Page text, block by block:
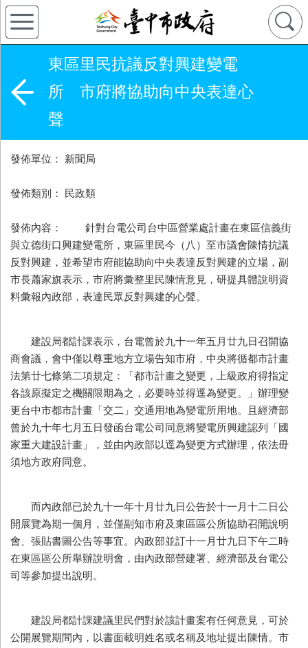
東區里民抗議反對興建變電
所 市府將協助向中央表達心
聲
發佈單位： 新聞局
發佈類別： 民政類
發佈內容： 針對台電公司台中區營業處計畫在東區信義街
與立德街口興建變電所，東區里民今（八）至市議會陳情抗議
反對興建，並希望市府能協助向中央表達反對興建的立場，副
市長蕭家旗表示，市府將彙整里民陳情意見，研提具體說明資
料彙報內政部，表達民眾反對興建的心聲。
建設局都計課表示，台電曾於九十一年五月廿九日召開協
商會議，會中僅以尊重地方立場告知市府，中央將循都市計畫
法第廿七條第二項規定：「都市計畫之變更，上級政府得指定
各該原擬定之機關限期為之，必要時並得逕為變更。」辦理變
更台中市都市計畫「交二」交通用地為變電所用地。且經濟部
曾於九十年七月五日發函台電公司同意將變電所興建認列「國
家重大建設計畫」，並由內政部以逕為變更方式辦理，依法毌
須地方政府同意。
而內政部已於九十一年十月廿九日公告於十一月十二日公
開展覽為期一個月，並僅副知市府及東區區公所協助召開說明
會、張貼書圖公告等事宜。內政部並訂十一月廿九日下午二時
在東區區公所舉辦說明會，由內政部營建署、經濟部及台電公
司等參加提出說明。
建設局都計課建議里民們對於該計畫案有任何意見，可於
公開展覽期間內，以書面載明姓名或名稱及地址提出陳情。市